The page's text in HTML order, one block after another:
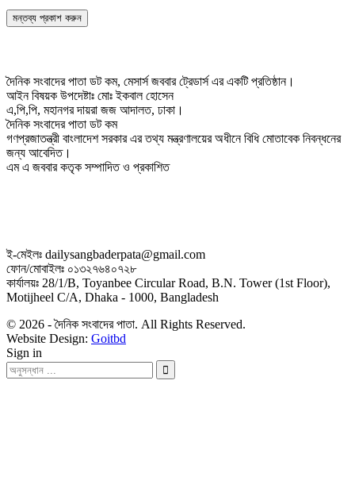
দৈনিক সংবাদের পাতা ডট কম, মেসার্স জববার ট্রেডার্স এর একটি প্রতিষ্ঠান।
আইন বিষয়ক উপদেষ্টাঃ মোঃ ইকবাল হোসেন
এ,পি,পি, মহানগর দায়রা জজ আদালত, ঢাকা।
দৈনিক সংবাদের পাতা ডট কম
গণপ্রজাতন্ত্রী বাংলাদেশ সরকার এর তথ্য মন্ত্রণালয়ের অধীনে বিধি মোতাবেক নিবন্ধনের
জন্য আবেদিত।
এম এ জববার কতৃক সম্পাদিত ও প্রকাশিত
ই-মেইলঃ dailysangbaderpata@gmail.com
ফোন/মোবাইলঃ ০১৩২৭৬৪০৭২৮
কার্যালয়ঃ 28/1/B, Toyanbee Circular Road, B.N. Tower (1st Floor),
Motijheel C/A, Dhaka - 1000, Bangladesh
© 2026 - দৈনিক সংবাদের পাতা. All Rights Reserved.
Website Design: Goitbd
Sign in